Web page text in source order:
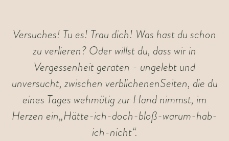
Versuches! Tu es! Trau dich! Was hast du schon
zu verlieren? Oder willst du, dass wir in
Vergessenheit geraten - ungelebt und
unversucht, zwischen verblichenenSeiten, die du
eines Tages wehmütig zur Hand nimmst, im
Herzen ein„Hätte-ich-doch-bloß-warum-hab-
ich-nicht“.